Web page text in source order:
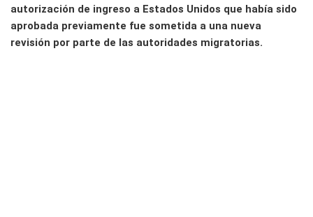
autorización de ingreso a Estados Unidos que había sido
aprobada previamente fue sometida a una nueva
revisión por parte de las autoridades migratorias.